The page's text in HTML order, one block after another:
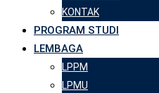
KONTAK
PROGRAM STUDI
LEMBAGA
LPPM
LPMU